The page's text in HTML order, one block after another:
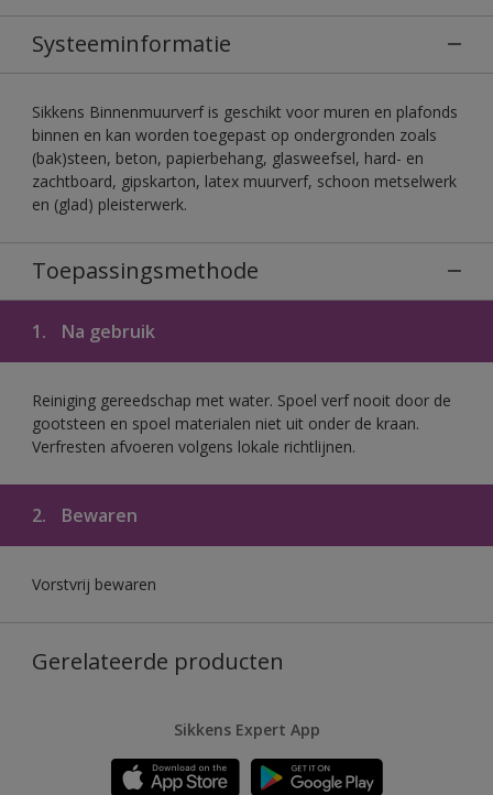
Systeeminformatie
Sikkens Binnenmuurverf is geschikt voor muren en plafonds
binnen en kan worden toegepast op ondergronden zoals
(bak)steen, beton, papierbehang, glasweefsel, hard- en
zachtboard, gipskarton, latex muurverf, schoon metselwerk
en (glad) pleisterwerk.
Toepassingsmethode
1. Na gebruik
Reiniging gereedschap met water. Spoel verf nooit door de
gootsteen en spoel materialen niet uit onder de kraan.
Verfresten afvoeren volgens lokale richtlijnen.
2. Bewaren
Vorstvrij bewaren
Gerelateerde producten
Sikkens Expert App